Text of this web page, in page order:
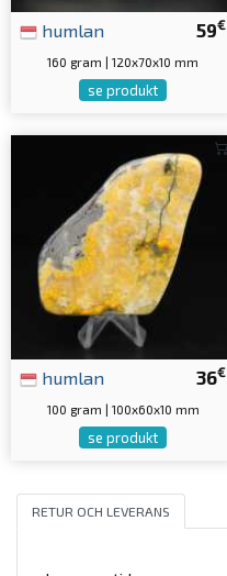
59€
humlan
160 gram | 120x70x10 mm
se produkt
36€
humlan
100 gram | 100x60x10 mm
se produkt
RETUR OCH LEVERANS